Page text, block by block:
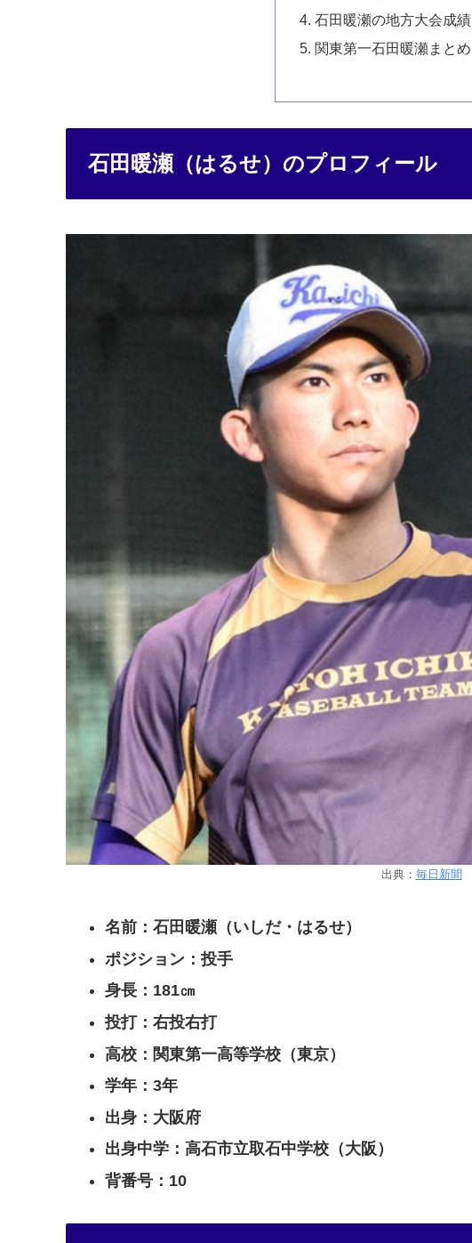
石田暖瀬の地方大会成績
関東第一石田暖瀬まとめ
石田暖瀬（はるせ）のプロフィール
出典： 毎日新聞
名前：石田暖瀬（いしだ・はるせ）
ポジション：投手
身長：181㎝
投打：右投右打
高校：関東第一高等学校（東京）
学年：3年
出身：大阪府
出身中学：高石市立取石中学校（大阪）
背番号：10